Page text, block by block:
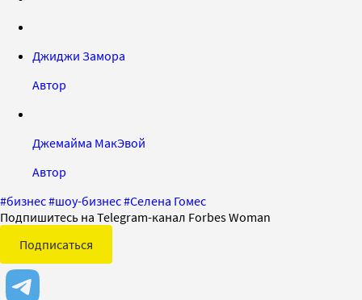
Джиджи Замора
Автор
Джемайма МакЭвой
Автор
#бизнес#шоу-бизнес#Селена Гомес
Подпишитесь на Telegram-канал Forbes Woman
Подписаться